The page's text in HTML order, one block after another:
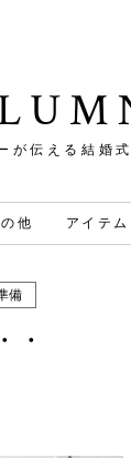
が伝える結婚
他 アイテム
備
・